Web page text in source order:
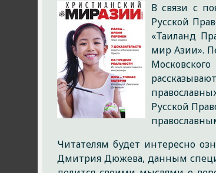
В связи с
Русской
«Таиланд
мир Азии».
Русской
Читателям будет интересно
Дмитрия Дюжева, данным